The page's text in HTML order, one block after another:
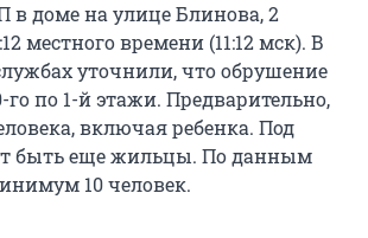
в доме на улице Блинова, 2
местного времени (11:12 мск). В
уточнили, что обрушение
го по 1-й этажи. Предварительно,
включая ребенка. Под
быть еще жильцы. По данным
10 человек.